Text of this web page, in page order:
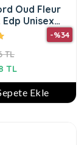
Oud Fleur
Edp Unisex
TL
-%34
TL
Ekle